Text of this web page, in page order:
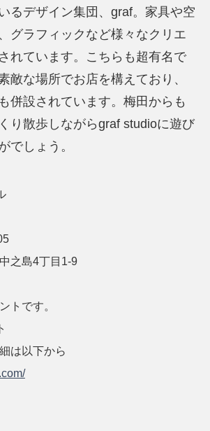
るデザイン集団、graf。家具や空
グラフィックなど様々なクリエ
れています。こちらも超有名で
敵な場所でお店を構えており、
併設されています。梅田からも
り散歩しながらgraf studioに遊び
でしょう。
之島4丁目1-9
トです。
は以下から